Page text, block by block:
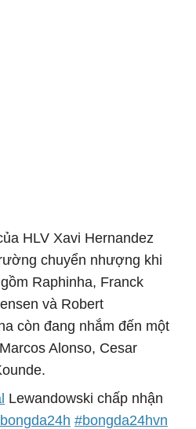
HLV Xavi Hernandez
chuyển nhượng khi
Raphinha, Franck
và Robert
còn đang nhắm đến một
Alonso, Cesar
Lewandowski chấp nhận
#bongda24hvn